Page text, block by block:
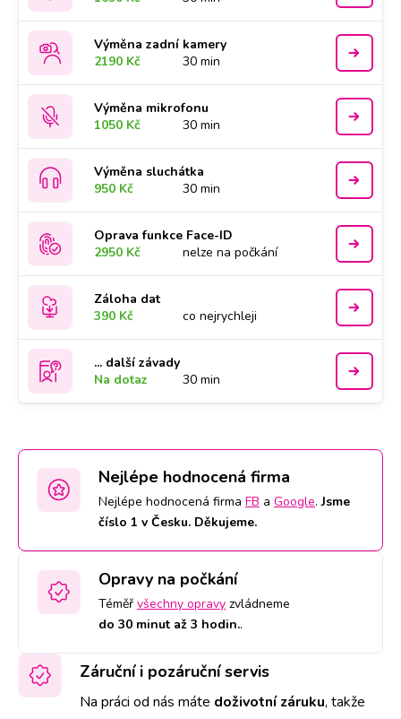
Výměna zadní kamery
2190 Kč
30 min
Výměna mikrofonu
1050 Kč
30 min
Výměna sluchátka
950 Kč
30 min
Oprava funkce Face-ID
2950 Kč
nelze na počkání
Záloha dat
390 Kč
co nejrychleji
... další závady
Na dotaz
30 min
Nejlépe hodnocená firma
Nejlépe hodnocená firma FB a Google.Jsme
číslo 1 v Česku. Děkujeme.
Opravy na počkání
Téměř všechny opravy zvládneme
do 30 minut až 3 hodin..
Záruční i pozáruční servis
Na práci od nás máte doživotní záruku, takže